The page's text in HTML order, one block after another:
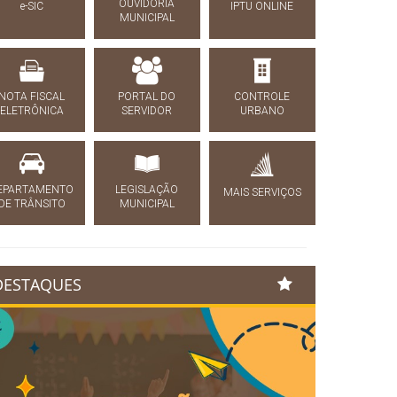
e-SIC
OUVIDORIA
MUNICIPAL
IPTU ONLINE
FISCAL
ELETRÔNICA
PORTAL DO
SERVIDOR
CONTROLE
URBANO
TRÂNSITO
LEGISLAÇÃO
MUNICIPAL
MAIS SERVIÇOS